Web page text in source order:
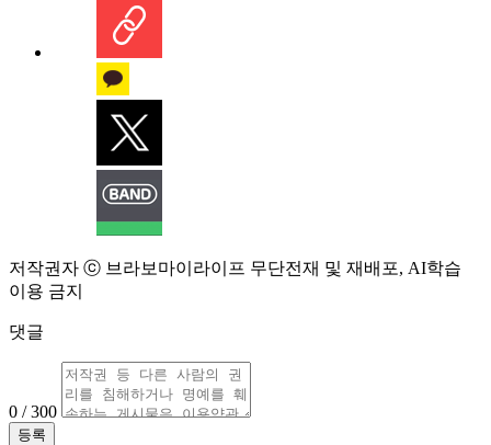
저작권자 ⓒ 브라보마이라이프 무단전재 및 재배포, AI학습
이용 금지
댓글
0 / 300